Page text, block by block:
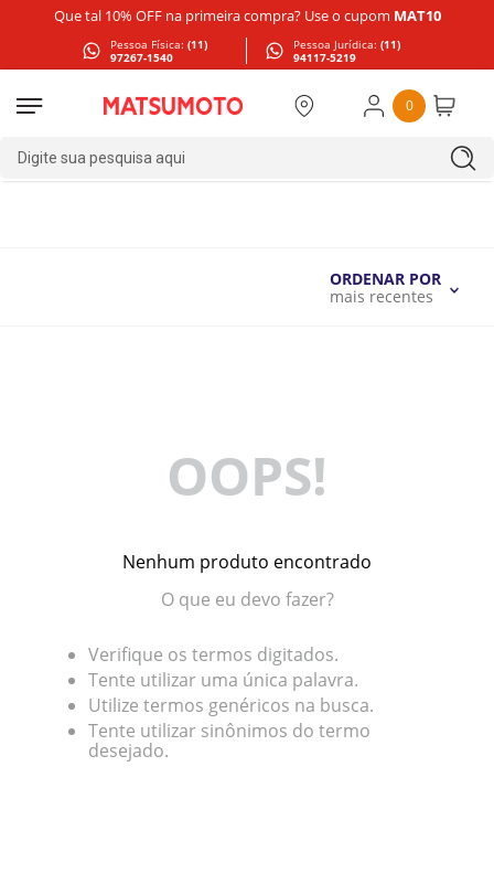
Que tal 10% OFF na primeira compra? Use o cupom MAT10
Pessoa Física: (11)
97267-1540
Pessoa Jurídica: (11)
94117-5219
0
Digite sua pesquisa aqui
ORDENAR POR
mais recentes
OOPS!
Nenhum produto encontrado
O que eu devo fazer?
Verifique os termos digitados.
Tente utilizar uma única palavra.
Utilize termos genéricos na busca.
Tente utilizar sinônimos do termo
desejado.